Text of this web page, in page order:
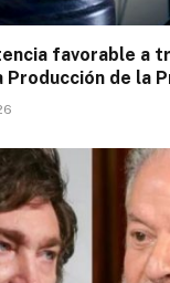
favorable a
de la